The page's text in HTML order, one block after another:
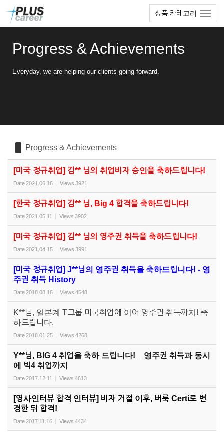
상품 카테고리
Progress & Achievements
Everyday, we are helping our clients going forward.
Progress & Achievements
[미국 정규취업] 김** 님의 취업비자 승인을 축하드립니다!
Date2021.06.16 Views 3921
[한국 정규취업] 김** 님, Big 4 합격을 축하드립니다!
Date2021.05.11 Views 3902
[미국 정규취업] 김** 님의 영주권 취득을 축하드립니다!
Date2021.04.15 Views 3991
[미국 정규취업] J**님의 영주권 취득을 축하드립니다! - 영
주권 취득 History
Date2018.08.16 Views 4548
K**님, 일본계 T그룹 미국취업에 이어 영주권 취득까지! 축
하드립니다.
Date2018.01.25 Views 4268
Y**님, BIG 4 취업을 축하 드립니다! _ 영주권 취득과 동시
에 빅4 취업까지
Date2017.12.11 Views 4613
[영사인터뷰 합격 인터뷰] 비자 거절 이후, 버룩 Certi로 변
경한 뒤 합격!
Date2017.11.16 Views 4434